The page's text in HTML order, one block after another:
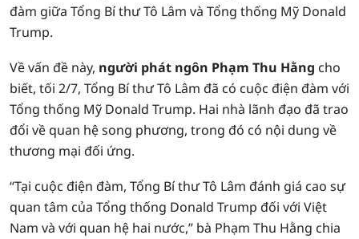
đàm giữa Tổng Bí thư Tô Lâm và Tổng thống Mỹ Donald
Trump.
Về vấn đề này, người phát ngôn Phạm Thu Hằng cho
biết, tối 2/7, Tổng Bí thư Tô Lâm đã có cuộc điện đàm với
Tổng thống Mỹ Donald Trump. Hai nhà lãnh đạo đã trao
đổi về quan hệ song phương, trong đó có nội dung về
thương mại đối ứng.
“Tại cuộc điện đàm, Tổng Bí thư Tô Lâm đánh giá cao sự
quan tâm của Tổng thống Donald Trump đối với Việt
Nam và với quan hệ hai nước,” bà Phạm Thu Hằng chia